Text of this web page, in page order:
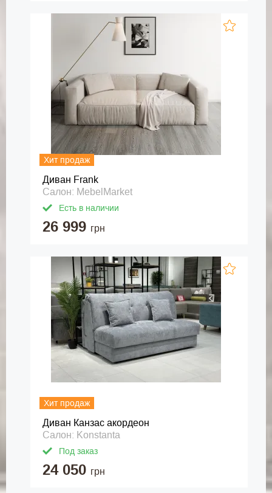
Хит продаж
Диван Frank
Салон: MebelMarket
Есть в наличии
26 999 грн
Хит продаж
Диван Канзас акордеон
Салон: Konstanta
Под заказ
24 050 грн